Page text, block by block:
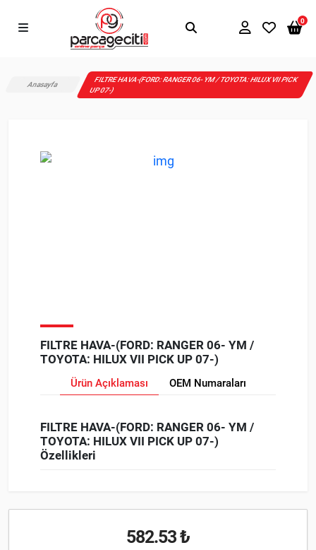
0
Anasayfa
FILTRE HAVA-(FORD: RANGER 06- YM / TOYOTA: HILUX VII PICK
UP 07-)
FILTRE HAVA-(FORD: RANGER 06- YM /
TOYOTA: HILUX VII PICK UP 07-)
Ürün Açıklaması OEM Numaraları
FILTRE HAVA-(FORD: RANGER 06- YM /
TOYOTA: HILUX VII PICK UP 07-)
Özellikleri
582.53 ₺